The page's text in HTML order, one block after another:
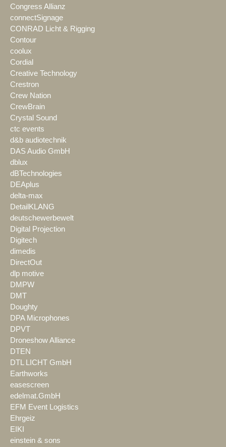
Congress Allianz
connectSignage
CONRAD Licht & Rigging
Contour
coolux
Cordial
Creative Technology
Crestron
Crew Nation
CrewBrain
Crystal Sound
ctc events
d&b audiotechnik
DAS Audio GmbH
dblux
dBTechnologies
DEAplus
delta-max
DetailKLANG
deutschewerbewelt
Digital Projection
Digitech
dimedis
DirectOut
dlp motive
DMPW
DMT
Doughty
DPA Microphones
DPVT
Droneshow Alliance
DTEN
DTL LICHT GmbH
Earthworks
easescreen
edelmat.GmbH
EFM Event Logistics
Ehrgeiz
EIKI
einstein & sons